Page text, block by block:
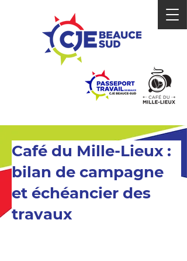
Café du Mille-Lieux :
bilan de campagne
et échéancier des
travaux